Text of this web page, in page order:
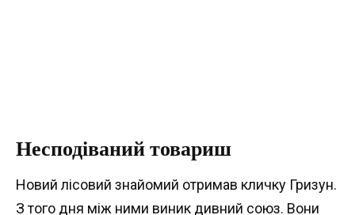
Несподіваний товариш
Новий лісовий знайомий отримав кличку Гризун.
З того дня між ними виник дивний союз. Вони